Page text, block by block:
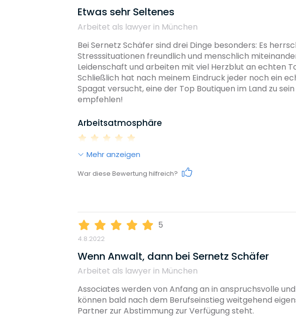
Weiterbildungsmöglichkeiten
Reputation
Diversity
Coaching Familienunterstützung
Etwas sehr Seltenes
Arbeitet als lawyer in München
Bei Sernetz Schäfer sind drei Dinge besonders: Es
Stresssituationen freundlich und menschlich
Leidenschaft und arbeiten mit viel Herzblut an echten
Schließlich hat nach meinem Eindruck jeder noch ein
Spagat versucht, eine der Top Boutiquen im Land zu
empfehlen!
Arbeitsatmosphäre
Weiterbildungsmöglichkeiten
Mehr anzeigen
War diese Bewertung hilfreich?
5
4.8.2022
Wenn Anwalt, dann bei Sernetz Schäfer
Arbeitet als lawyer in München
Associates werden von Anfang an in anspruchsvolle
können bald nach dem Berufseinstieg weitgehend
Partner zur Abstimmung zur Verfügung steht.